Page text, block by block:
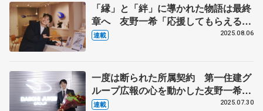
「縁」と「絆」に導かれた物語は最終
章へ 友野一希「応援してもらえるア
スリートに」 支援の第一住建グルー
連載 2025.08.06
一度は断られた所属契約 第一住建グ
ループ広報の心を動かした友野一希の
言葉とは
連載 2025.07.30